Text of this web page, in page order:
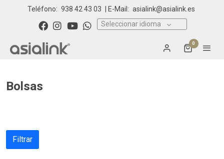
Teléfono: 938 42 43 03 | E-Mail: asialink@asialink.es
Seleccionar idioma
0
Bolsas
Filtrar